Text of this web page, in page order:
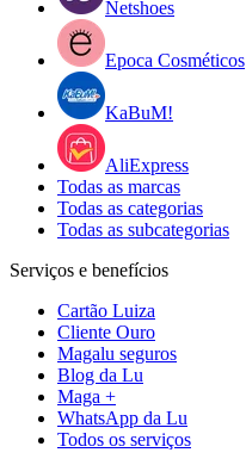
Netshoes
Epoca Cosméticos
KaBuM!
AliExpress
Todas as marcas
Todas as categorias
Todas as subcategorias
Serviços e benefícios
Cartão Luiza
Cliente Ouro
Magalu seguros
Blog da Lu
Maga +
WhatsApp da Lu
Todos os serviços